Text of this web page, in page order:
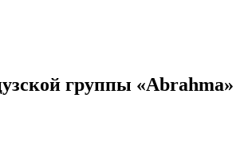
группы «Abrahma»